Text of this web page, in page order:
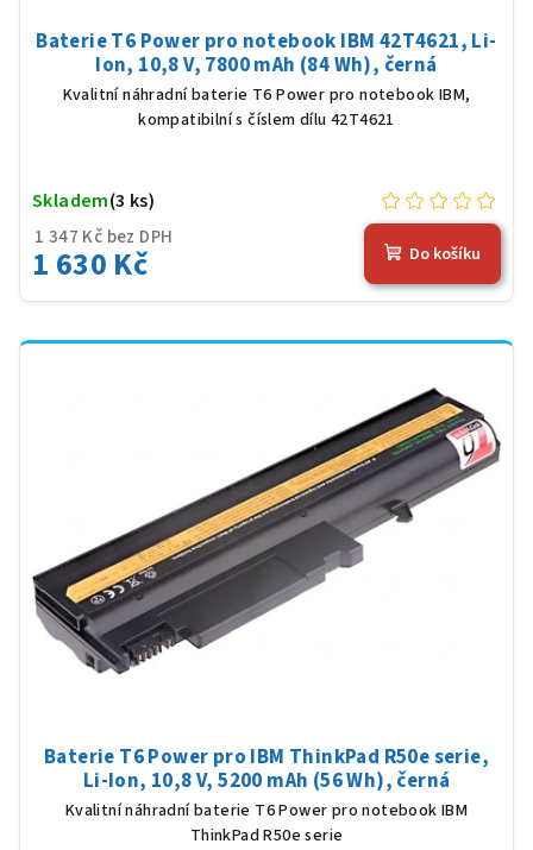
Baterie T6 Power pro notebook IBM 42T4621, Li-
Ion, 10,8 V, 7800 mAh (84 Wh), černá
Kvalitní náhradní baterie T6 Power pro notebook IBM,
kompatibilní s číslem dílu 42T4621
1 347 Kč bez DPH
1 630 Kč
Skladem(3 ks)
Do košíku
Baterie T6 Power pro IBM ThinkPad R50e serie,
Li-Ion, 10,8 V, 5200 mAh (56 Wh), černá
Kvalitní náhradní baterie T6 Power pro notebook IBM
ThinkPad R50e serie